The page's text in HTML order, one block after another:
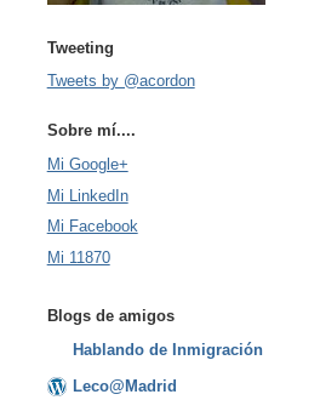
Tweeting
Tweets by @acordon
Sobre mí....
Mi Google+
Mi LinkedIn
Mi Facebook
Mi 11870
Blogs de amigos
Hablando de Inmigración
Leco@Madrid